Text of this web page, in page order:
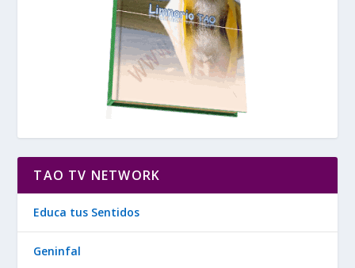
TAO TV NETWORK
Educa tus Sentidos
Geninfal